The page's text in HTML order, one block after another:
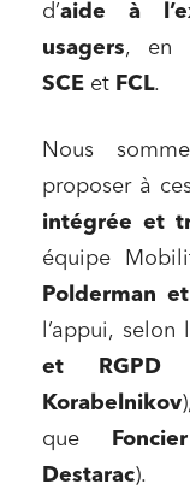
d’aide à
usagers, en
SCE et FCL.
Nous
proposer à
intégrée et
équipe
Polderman
l’appui,
et RGPD
Korabelnikov
que
Destarac).